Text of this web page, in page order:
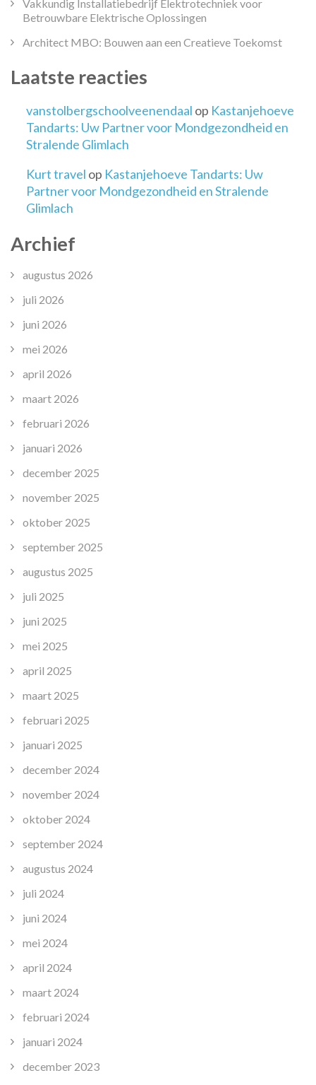
Vakkundig Installatiebedrijf Elektrotechniek voor
Betrouwbare Elektrische Oplossingen
Architect MBO: Bouwen aan een Creatieve Toekomst
Laatste reacties
vanstolbergschoolveenendaal op Kastanjehoeve
Tandarts: Uw Partner voor Mondgezondheid en
Stralende Glimlach
Kurt travel op Kastanjehoeve Tandarts: Uw
Partner voor Mondgezondheid en Stralende
Glimlach
Archief
augustus 2026
juli 2026
juni 2026
mei 2026
april 2026
maart 2026
februari 2026
januari 2026
december 2025
november 2025
oktober 2025
september 2025
augustus 2025
juli 2025
juni 2025
mei 2025
april 2025
maart 2025
februari 2025
januari 2025
december 2024
november 2024
oktober 2024
september 2024
augustus 2024
juli 2024
juni 2024
mei 2024
april 2024
maart 2024
februari 2024
januari 2024
december 2023